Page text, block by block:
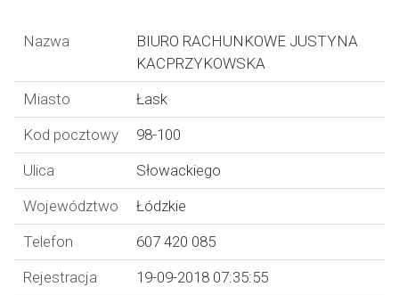
Nazwa
BIURO RACHUNKOWE JUSTYNA
KACPRZYKOWSKA
Miasto
Łask
Kod pocztowy
98-100
Ulica
Słowackiego
Województwo
Łódzkie
Telefon
607 420 085
Rejestracja
19-09-2018 07:35:55